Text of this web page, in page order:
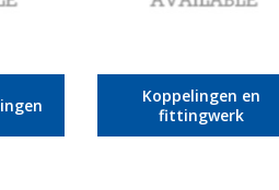
Koppelingen en
fittingwerk